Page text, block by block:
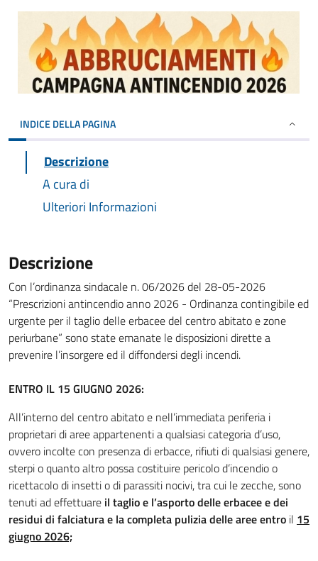
INDICE DELLA PAGINA
Descrizione
A cura di
Ulteriori Informazioni
Descrizione
Con l’ordinanza sindacale n. 06/2026 del 28-05-2026
“Prescrizioni antincendio anno 2026 - Ordinanza contingibile ed
urgente per il taglio delle erbacee del centro abitato e zone
periurbane” sono state emanate le disposizioni dirette a
prevenire l’insorgere ed il diffondersi degli incendi.
ENTRO IL 15 GIUGNO 2026:
All’interno del centro abitato e nell’immediata periferia i
proprietari di aree appartenenti a qualsiasi categoria d’uso,
ovvero incolte con presenza di erbacce, rifiuti di qualsiasi genere,
sterpi o quanto altro possa costituire pericolo d’incendio o
ricettacolo di insetti o di parassiti nocivi, tra cui le zecche, sono
tenuti ad effettuare il taglio e l’asporto delle erbacee e dei
residui di falciaturae la completa pulizia delle aree entro il 15
giugno 2026;